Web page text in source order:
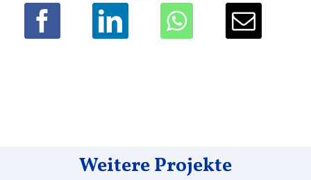
Weitere Projekte